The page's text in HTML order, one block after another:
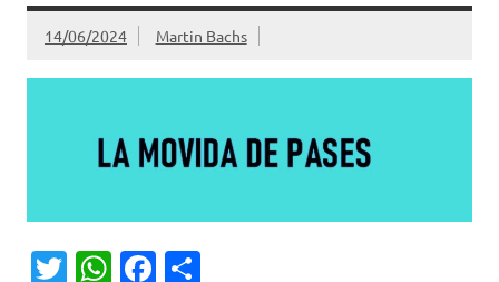
14/06/2024 Martin Bachs
T
W Fa